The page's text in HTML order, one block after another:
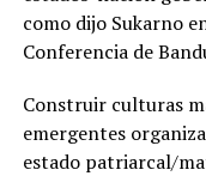
como dijo Sukarno
Conferencia de
Construir culturas
emergentes
estado patriarcal/